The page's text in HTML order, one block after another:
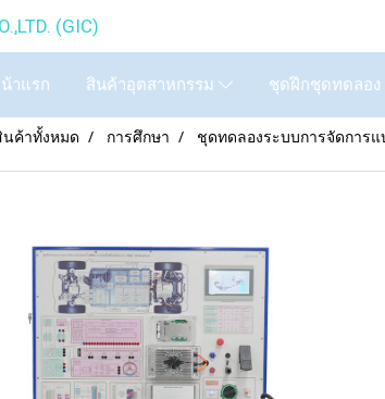
าแรก สินค้าอุตสาหกรรม ชุดฝึกชุดทดลอง
นค้าทั้งหมด การศึกษา ชุดทดลองระบบการจัดการแ